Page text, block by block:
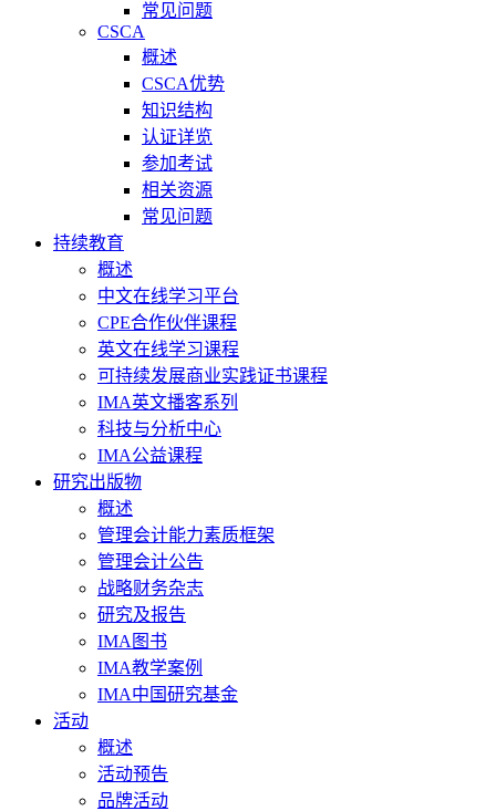
常见问题
CSCA
概述
CSCA优势
知识结构
认证详览
参加考试
相关资源
常见问题
持续教育
概述
中文在线学习平台
CPE合作伙伴课程
英文在线学习课程
可持续发展商业实践证书课程
IMA英文播客系列
科技与分析中心
IMA公益课程
研究出版物
概述
管理会计能力素质框架
管理会计公告
战略财务杂志
研究及报告
IMA图书
IMA教学案例
IMA中国研究基金
活动
概述
活动预告
品牌活动